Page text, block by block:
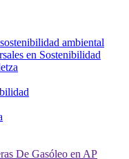
ambiental
en Sostenibilidad
De Gasóleo en AP